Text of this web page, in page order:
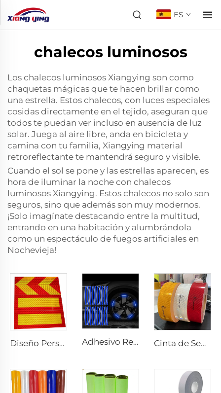
ES
chalecos luminosos
Los chalecos luminosos Xiangying son como
chaquetas mágicas que te hacen brillar como
una estrella. Estos chalecos, con luces especiales
cosidas directamente en el tejido, aseguran que
todos te puedan ver incluso en ausencia de luz
solar. Juega al aire libre, anda en bicicleta y
camina con tu familia, Xiangying material
retroreflectante te mantendrá seguro y visible.
Cuando el sol se pone y las estrellas aparecen, es
hora de iluminar la noche con chalecos
luminosos Xiangying. Estos chalecos no solo son
seguros, sino que además son muy modernos.
¡Solo imagínate destacando entre la multitud,
entrando en una habitación y alumbrándola
como un espectáculo de fuegos artificiales en
Nochevieja!
Diseño Personalizado Lámina Reflectante de Aluminio para Parte Trasera de Camión Adhesivo Reflectante para el Borde de la Rueda de Coche o Motocicleta, Decorativo y de Seguridad, Adhesivos para Coche Reflectantes para Seguridad Nocturna Cinta de Seguridad Retroreflectante Ultra Brillante ECE 104R para Camión y Remolque